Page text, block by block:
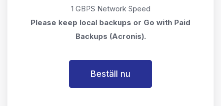
1 GBPS Network Speed
Please keep local backups or Go with Paid
Backups (Acronis).
Beställ nu